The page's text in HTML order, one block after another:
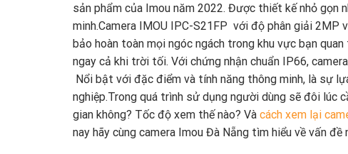
sản phẩm của Imou năm 2022. Được thiết kế nhỏ gọn
minh.Camera IMOU IPC-S21FP với độ phân giải 2MP
bảo hoàn toàn mọi ngóc ngách trong khu vực bạn
ngay cả khi trời tối. Với chứng nhận chuẩn IP66,
Nổi bật với đặc điểm và tính năng thông minh, là sự
nghiệp.Trong quá trình sử dụng người dùng sẽ đôi lúc
gian không? Tốc độ xem thế nào? Và cách xem lại
nay hãy cùng camera Imou Đà Nẵng tìm hiểu về vấn đề